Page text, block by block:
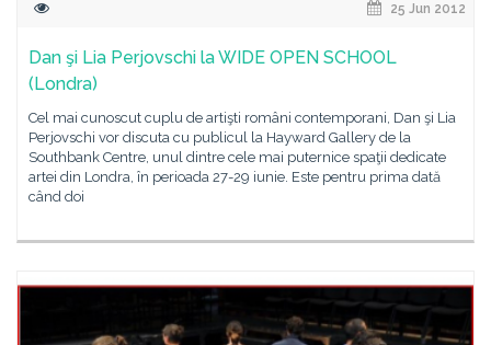
25 Jun 2012
Dan şi Lia Perjovschi la WIDE OPEN SCHOOL
(Londra)
Cel mai cunoscut cuplu de artişti români contemporani, Dan şi Lia
Perjovschi vor discuta cu publicul la Hayward Gallery de la
Southbank Centre, unul dintre cele mai puternice spaţii dedicate
artei din Londra, în perioada 27-29 iunie. Este pentru prima dată
când doi